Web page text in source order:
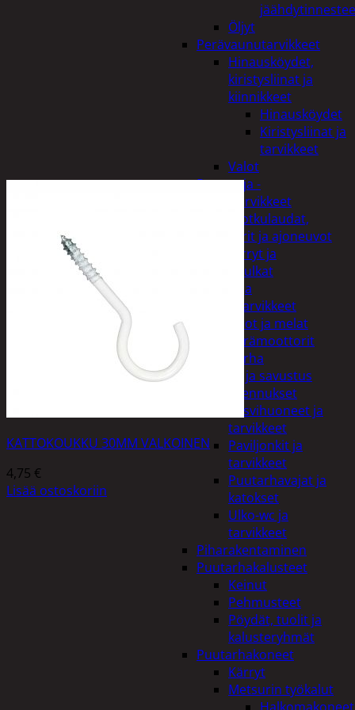
Öljyt
Perävaunutarvikkeet
Hinausköydet,
kiristysliinat ja
kiinnikkeet
Hinausköydet
Kiristysliinat ja
tarvikkeet
Valot
Rengas ja -
vannetarvikkeet
Sähköpotkulaudat,
skootterit ja ajoneuvot
Tukkikärryt ja
juontopulkat
Veneet ja
veneilytarvikkeet
Airot ja melat
Perämoottorit
Piha ja puutarha
Grillaus ja savustus
Piharakennukset
Kasvihuoneet ja
tarvikkeet
Paviljonkit ja
tarvikkeet
Puutarhavajat ja
katokset
Ulko-wc ja
tarvikkeet
Piharakentaminen
Puutarhakalusteet
Keinut
Pehmusteet
Pöydät, tuolit ja
kalusteryhmät
Puutarhakoneet
Kärryt
Metsurin työkalut
KATTOKOUKKU 30MM VALKOINEN
4,75 €
Lisää ostoskoriin